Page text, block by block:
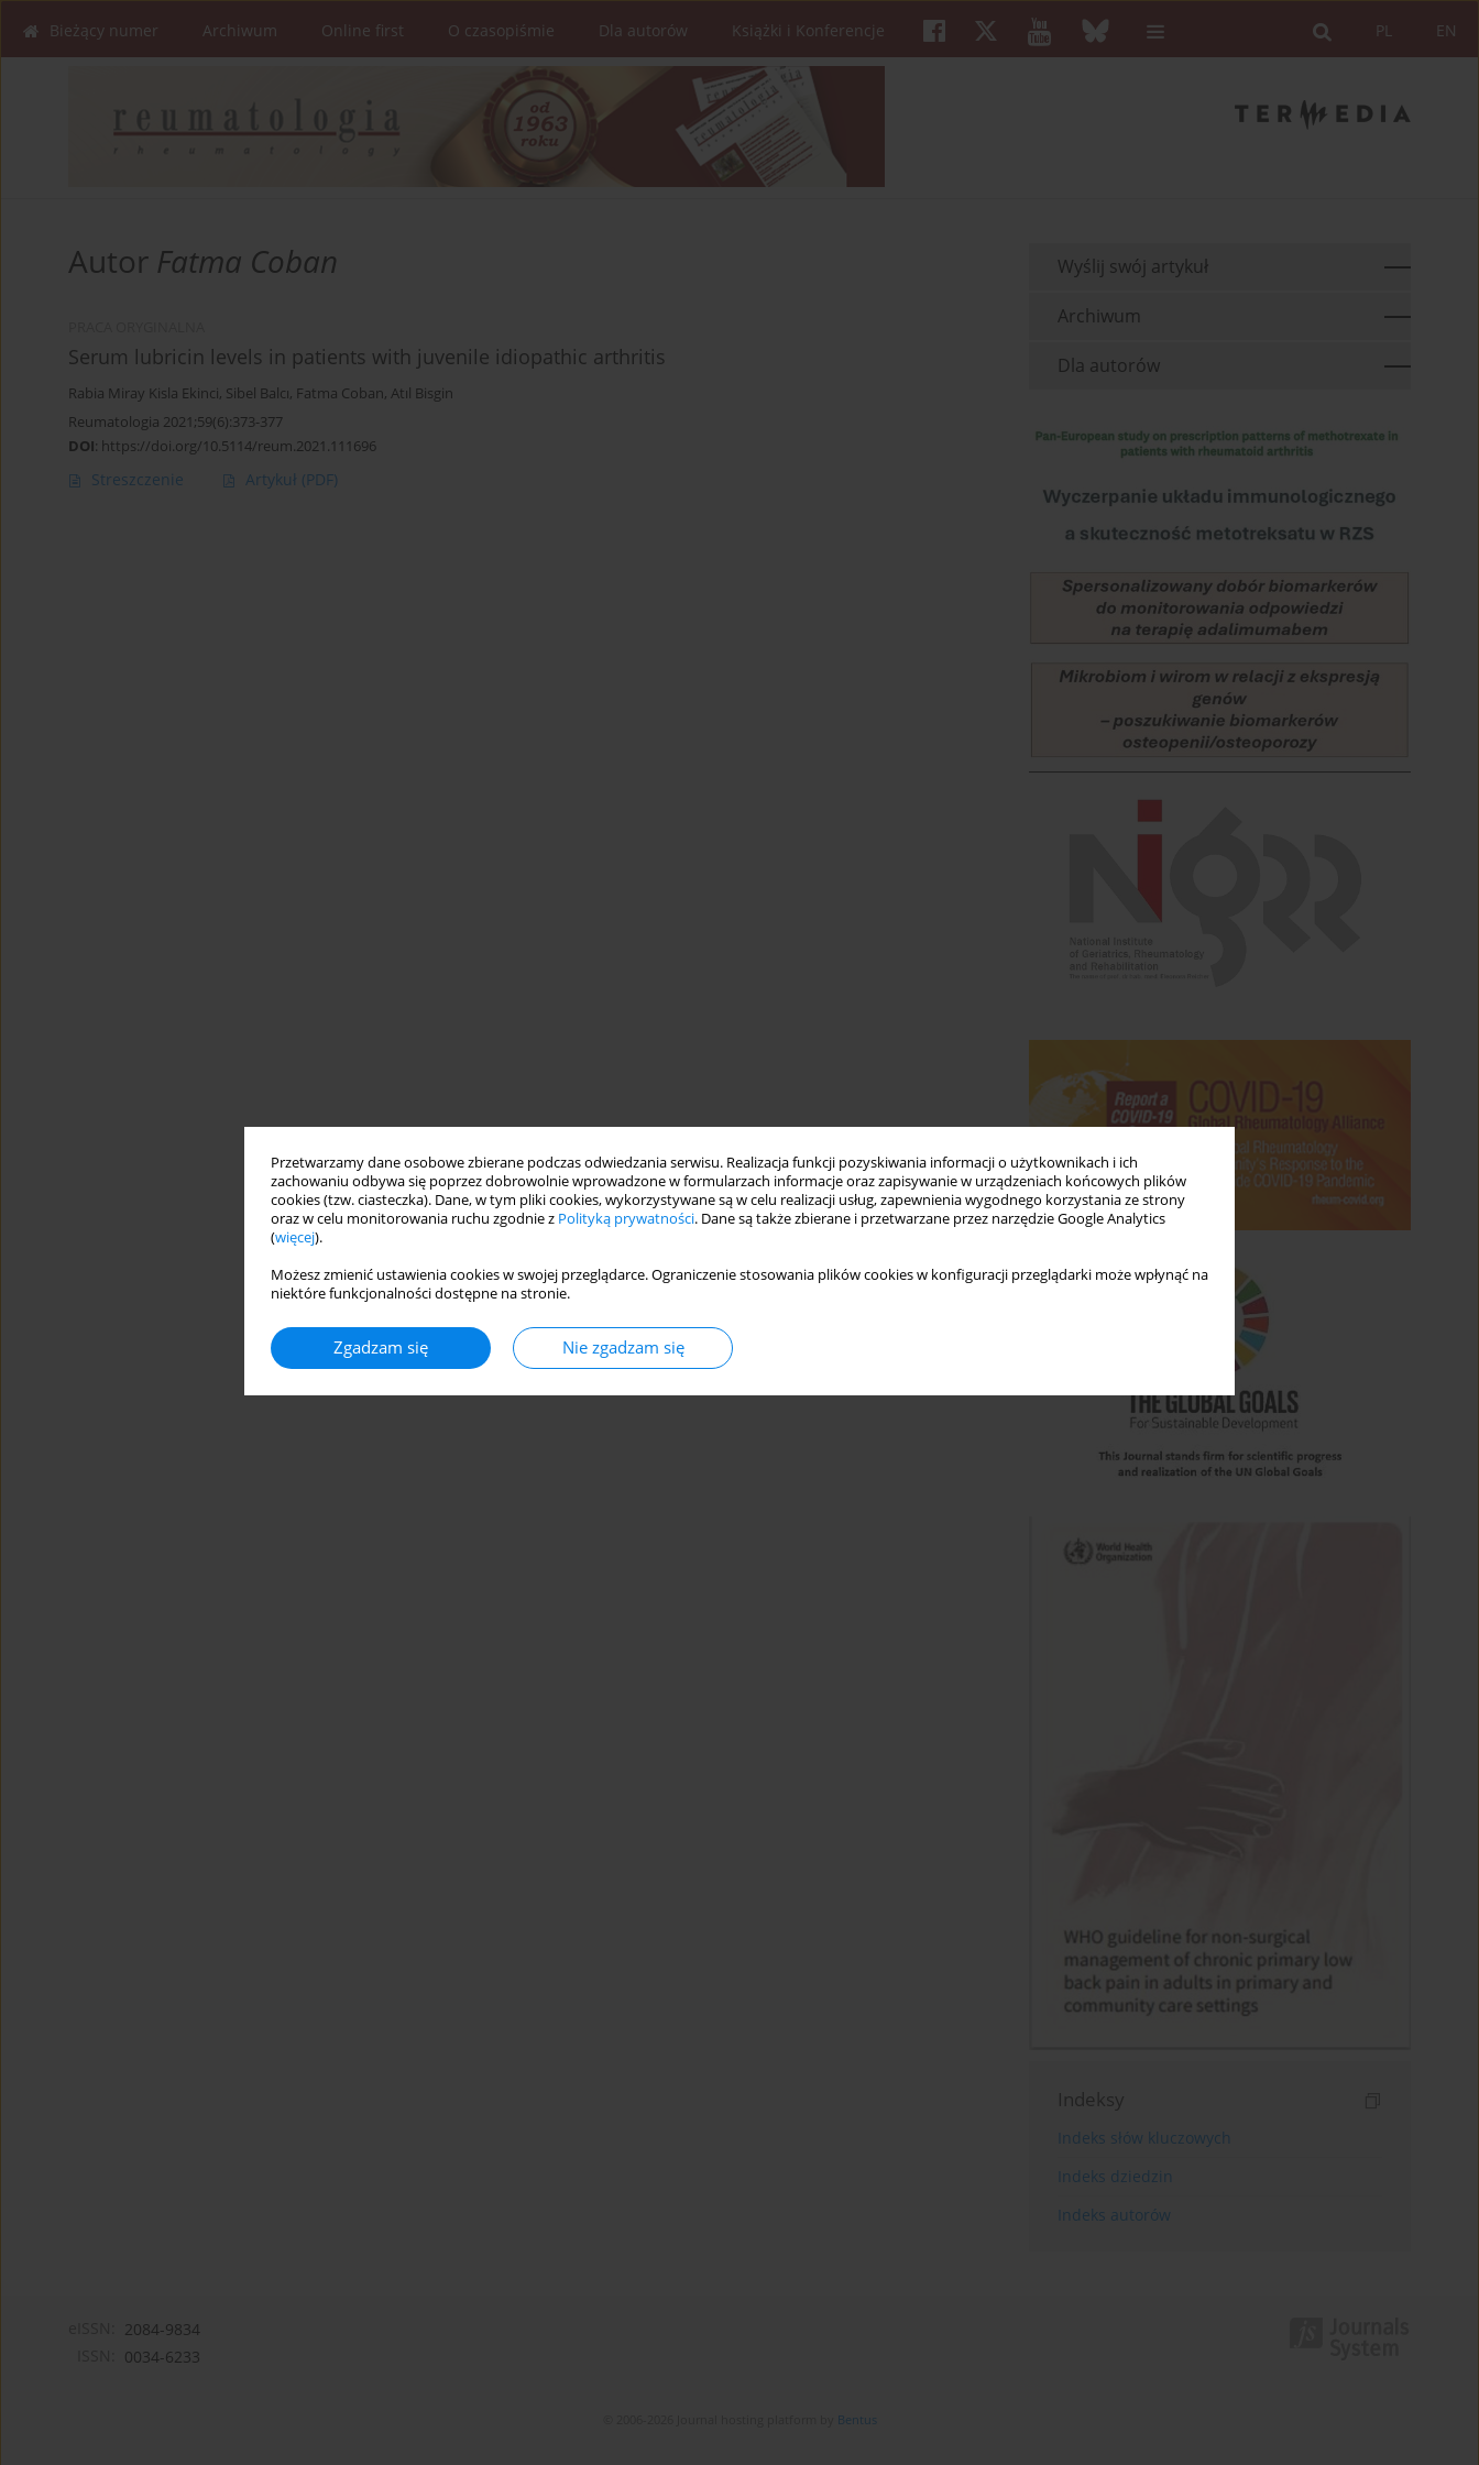
Przetwarzamy dane osobowe zbierane podczas odwiedzania serwisu. Realizacja funkcji pozyskiwania informacji o użytkownikach i ich
zachowaniu odbywa się poprzez dobrowolnie wprowadzone w formularzach informacje oraz zapisywanie w urządzeniach końcowych plików
cookies (tzw. ciasteczka). Dane, w tym pliki cookies, wykorzystywane są w celu realizacji usług, zapewnienia wygodnego korzystania ze strony
oraz w celu monitorowania ruchu zgodnie z Polityką prywatności. Dane są także zbierane i przetwarzane przez narzędzie Google Analytics
(więcej).
Możesz zmienić ustawienia cookies w swojej przeglądarce. Ograniczenie stosowania plików cookies w konfiguracji przeglądarki może wpłynąć na
niektóre funkcjonalności dostępne na stronie.
Zgadzam się Nie zgadzam się
EN
PL
Bieżący numer Archiwum Online first O czasopiśmie Dla autorów Książki i Konferencje
Autor Fatma Coban
Serum lubricin levels in patients with juvenile idiopathic arthritis
Rabia Miray Kisla Ekinci, Sibel Balcı, Fatma Coban, Atıl Bisgin
Reumatologia 2021;59(6):373-377
DOI: https://doi.org/10.5114/reum.2021.111696
Streszczenie Artykuł (PDF)
Wyślij swój artykuł
Archiwum
Dla autorów
Indeksy
Indeks słów kluczowych
Indeks dziedzin
Indeks autorów
2084-9834
0034-6233
Bentus